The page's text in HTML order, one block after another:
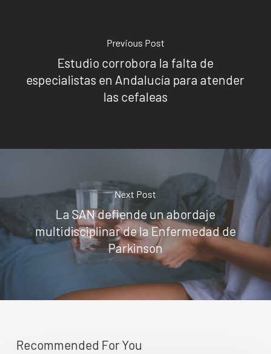
Previous Post
Estudio corrobora la falta de
especialistas en Andalucía para atender
las cefaleas
Next Post
La SAN defiende un abordaje
multidisciplinar de la Enfermedad de
Parkinson
Recommended For You